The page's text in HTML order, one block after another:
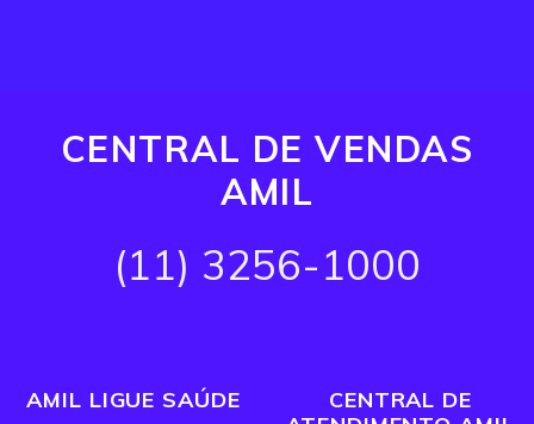
CENTRAL DE VENDAS
AMIL
(11) 3256-1000
AMIL LIGUE SAÚDE
CENTRAL DE